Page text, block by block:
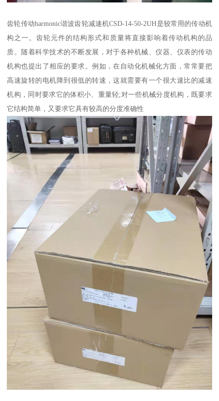
齿轮传动harmonic谐波齿轮减速机CSD-14-50-2UH是较常用的传动机
构之一。齿轮元件的结构形式和质量将直接影响着传动机构的品
质。随着科学技术的不断发展，对于各种机械、仪器、仪表的传动
机构也提出了相应的要求。例如，在自动化机械化方面，常常要把
高速旋转的电机降到很低的转速，这就需要有一个很大速比的减速
机构，同时要求它的体积小、重量轻;对一些机械分度机构，既要求
它结构简单，又要求它具有较高的分度准确性